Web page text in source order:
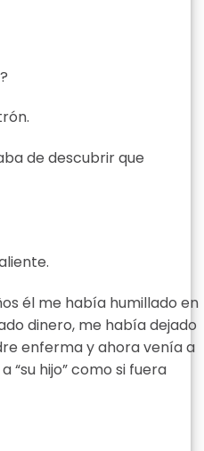
de descubrir que
él me había humillado en
dinero, me había dejado
enferma y ahora venía a
“su hijo” como si fuera